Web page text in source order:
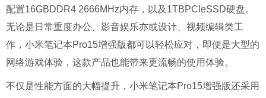
配置16GBDDR4 2666MHz内存，以及1TBPCleSSD硬盘。
无论是日常重度办公、影音娱乐亦或设计、视频编辑类工
作，小米笔记本Pro15增强版都可以轻松应对，即便是大型的
网络游戏体验，这款产品也能带来更流畅的使用体验。
不仅是性能方面的大幅提升，小米笔记本Pro15增强版还采用